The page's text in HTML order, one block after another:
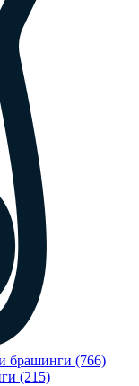
брашинги (766)
(215)